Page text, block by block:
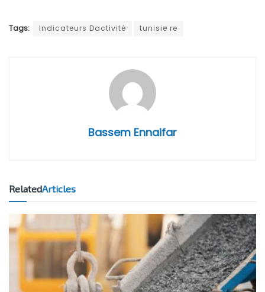
Tags: Indicateurs Dactivité tunisie re
Bassem Ennaifar
RelatedArticles